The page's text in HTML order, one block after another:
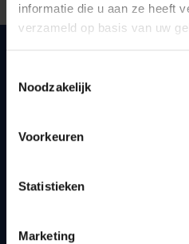
informatie die u aan ze heeft
verzameld op basis van uw
Noodzakelijk
Voorkeuren
Statistieken
Marketing
Snel naar
Bereikbaarheid